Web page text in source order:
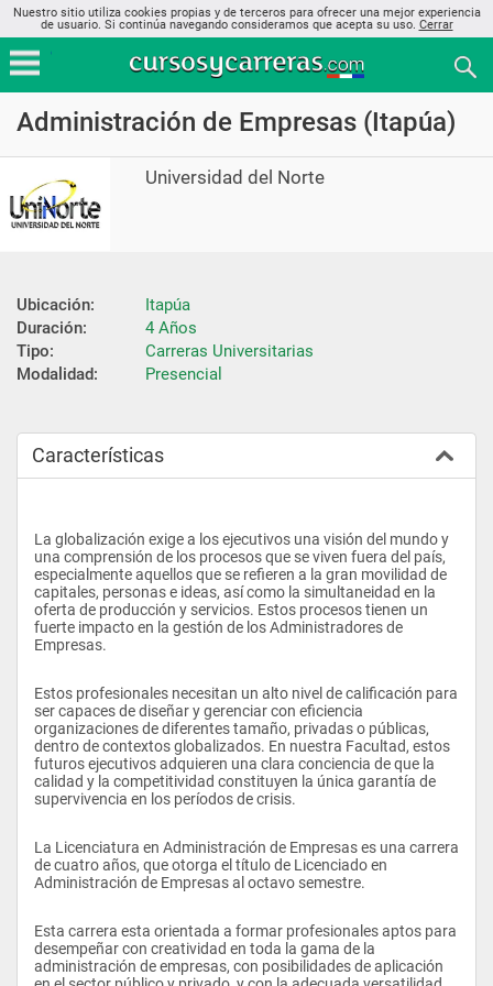
Nuestro sitio utiliza cookies propias y de terceros para ofrecer una mejor experiencia
de usuario. Si continúa navegando consideramos que acepta su uso. Cerrar
Administración de Empresas (Itapúa)
Universidad del Norte
Ubicación:
Itapúa
Duración:
4 Años
Tipo:
Carreras Universitarias
Modalidad:
Presencial
Características
La globalización exige a los ejecutivos una visión del mundo y
una comprensión de los procesos que se viven fuera del país,
especialmente aquellos que se refieren a la gran movilidad de
capitales, personas e ideas, así como la simultaneidad en la
oferta de producción y servicios. Estos procesos tienen un
fuerte impacto en la gestión de los Administradores de
Empresas.
Estos profesionales necesitan un alto nivel de calificación para
ser capaces de diseñar y gerenciar con eficiencia
organizaciones de diferentes tamaño, privadas o públicas,
dentro de contextos globalizados. En nuestra Facultad, estos
futuros ejecutivos adquieren una clara conciencia de que la
calidad y la competitividad constituyen la única garantía de
supervivencia en los períodos de crisis.
La Licenciatura en Administración de Empresas es una carrera
de cuatro años, que otorga el título de Licenciado en
Administración de Empresas al octavo semestre.
Esta carrera esta orientada a formar profesionales aptos para
desempeñar con creatividad en toda la gama de la
administración de empresas, con posibilidades de aplicación